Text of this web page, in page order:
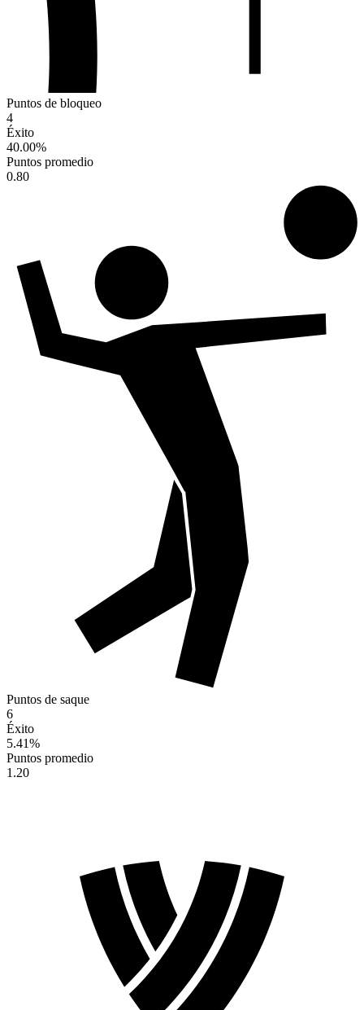
Puntos de bloqueo
4
Éxito
40.00%
Puntos promedio
0.80
Puntos de saque
6
Éxito
5.41%
Puntos promedio
1.20